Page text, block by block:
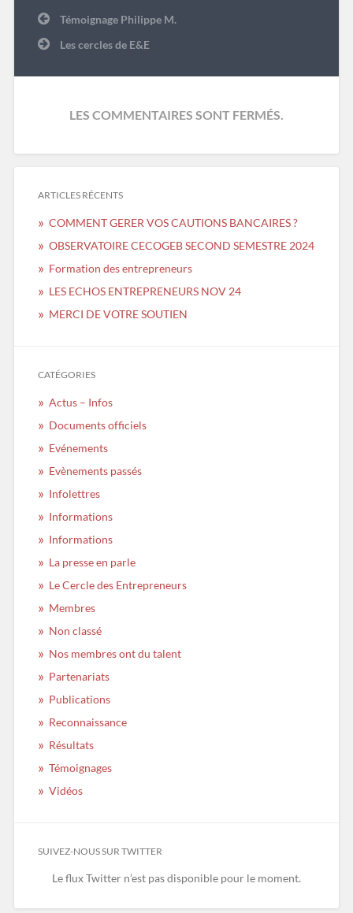
Navigation
de
l’article
Témoignage Philippe M.
Les cercles de E&E
LES COMMENTAIRES SONT FERMÉS.
ARTICLES RÉCENTS
COMMENT GERER VOS CAUTIONS BANCAIRES ?
OBSERVATOIRE CECOGEB SECOND SEMESTRE 2024
Formation des entrepreneurs
LES ECHOS ENTREPRENEURS NOV 24
MERCI DE VOTRE SOUTIEN
CATÉGORIES
Actus – Infos
Documents officiels
Evénements
Evènements passés
Infolettres
Informations
Informations
La presse en parle
Le Cercle des Entrepreneurs
Membres
Non classé
Nos membres ont du talent
Partenariats
Publications
Reconnaissance
Résultats
Témoignages
Vidéos
SUIVEZ-NOUS SUR TWITTER
Le flux Twitter n’est pas disponible pour le moment.